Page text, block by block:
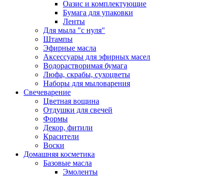
Оазис и комплектующие
Бумага для упаковки
Ленты
Для мыла "с нуля"
Штампы
Эфирные масла
Аксессуары для эфирных масел
Водорастворимая бумага
Люфа, скрабы, сухоцветы
Наборы для мыловарения
Свечеварение
Цветная вощина
Отдушки для свечей
Формы
Декор, фитили
Красители
Воски
Домашняя косметика
Базовые масла
Эмоленты